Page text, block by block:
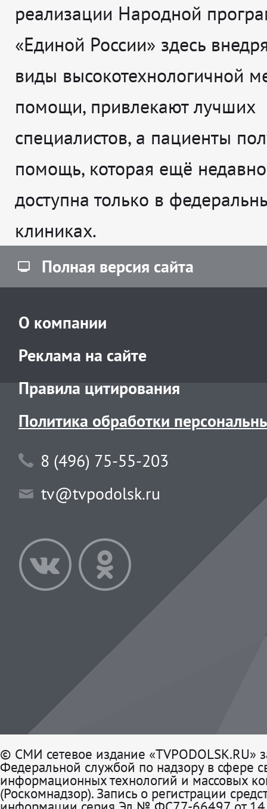
реализации Народной
«Единой России» здесь
виды высокотехнологичной
помощи, привлекают лучших
специалистов, а пациенты
помощь, которая ещё
доступна только в
клиниках.
Полная версия сайта
О компании
Реклама на сайте
Правила цитирования
Политика обработки
8 (496) 75-55-203
tv@tvpodolsk.ru
© СМИ сетевое издание «TVPODOLSK.RU»
Федеральной службой по надзору в сфере
информационных технологий и массовых
(Роскомнадзор). Запись о регистрации